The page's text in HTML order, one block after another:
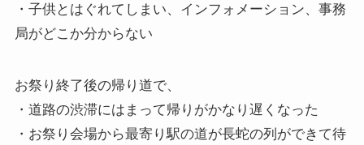
・子供とはぐれてしまい、インフォメーション、事務
局がどこか分からない
お祭り終了後の帰り道で、
・道路の渋滞にはまって帰りがかなり遅くなった
・お祭り会場から最寄り駅の道が長蛇の列ができて待